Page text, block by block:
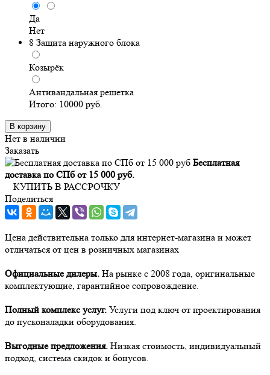
Да
Нет
8 Защита наружного блока
Козырёк
Антивандальная решетка
Итого: 10000 руб.
В корзину
Нет в наличии
Заказать
Бесплатная
доставка по СПб от 15 000 руб.
КУПИТЬ В РАССРОЧКУ
Поделиться
Цена действительна только для интернет-магазина и может
отличаться от цен в розничных магазинах
Официальные дилеры. На рынке с 2008 года, оригинальные
комплектующие, гарантийное сопровождение.
Полный комплекс услуг. Услуги под ключ от проектирования
до пусконаладки оборудования.
Выгодные предложения. Низкая стоимость, индивидуальный
подход, система скидок и бонусов.